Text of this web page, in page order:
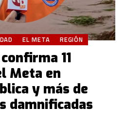
EL META REGIÓN
11
Meta en
y más de
damnificadas